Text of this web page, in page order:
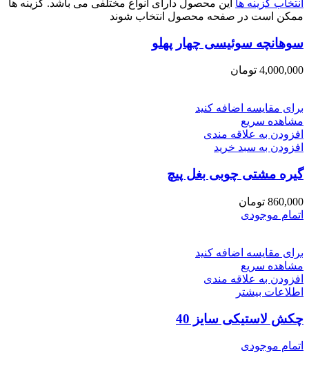
انتخاب گزینه ها این محصول دارای انواع مختلفی می باشد. گزینه ها
ممکن است در صفحه محصول انتخاب شوند
سوهانچه سوئیسی چهار پهلو
4,000,000 تومان
برای مقایسه اضافه کنید
مشاهده سریع
افزودن به علاقه مندی
افزودن به سبد خرید
گیره مشتی چوبی بغل پیچ
860,000 تومان
اتمام موجودی
برای مقایسه اضافه کنید
مشاهده سریع
افزودن به علاقه مندی
اطلاعات بیشتر
چکش لاستیکی سایز 40
اتمام موجودی